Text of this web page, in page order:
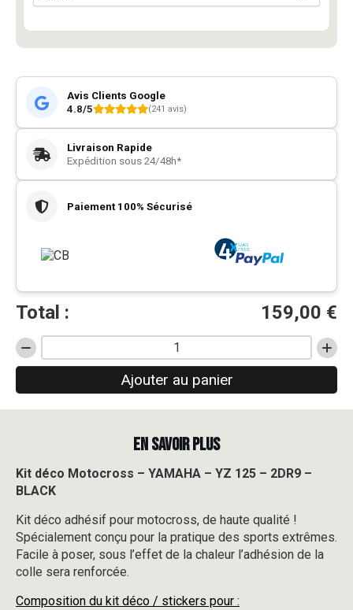
Avis Clients Google
4.8/5
(241 avis)
Livraison Rapide
Expédition sous 24/48h*
Paiement 100% Sécurisé
Total : 159,00 €
quantité
de
Motocross
YZ
125
2DR9
-
BLACK
Ajouter au panier
EN SAVOIR PLUS
Kit déco Motocross – YAMAHA – YZ 125 – 2DR9 –
BLACK
Kit déco adhésif pour motocross, de haute qualité !
Spécialement conçu pour la pratique des sports extrêmes.
Facile à poser, sous l’effet de la chaleur l’adhésion de la
colle sera renforcée.
Composition du kit déco / stickers pour :